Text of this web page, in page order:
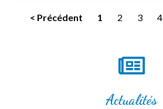
< Précédent 1 2 3 4
Actualités